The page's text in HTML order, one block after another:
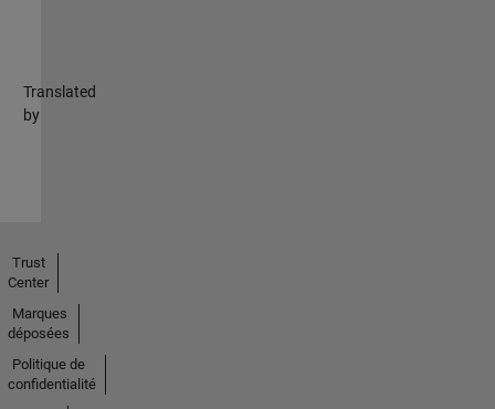
Translated
by
Trust
Center
Marques
déposées
Politique de
confidentialité